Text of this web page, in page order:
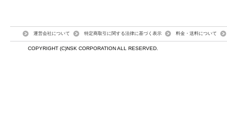
運営会社について 特定商取引に関する法律に基づく表示 料金・送料について
COPYRIGHT (C)NSK CORPORATION ALL RESERVED.